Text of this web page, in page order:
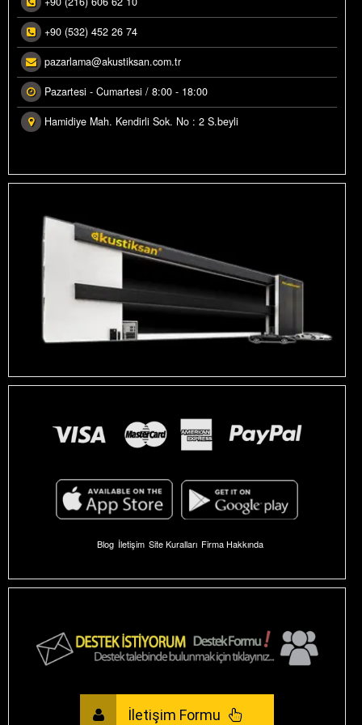
Ürün Fiyatları
Fiyatlandırma
Siparişler Hakkında
MALZEMELERI
PROJE REFERANSLAR
RESIMLERI
RENKLENDIRME
GÖRSELLERI
+90 (532) 452 26 74
pazarlama@akustiksan.com.tr
Pazartesi - Cumartesi / 8:00 - 18:00
Hamidiye Mah. Kendirli Sok. No : 2 S.beyli
Blog İletişim Site Kuralları Firma Hakkında
İletişim Formu